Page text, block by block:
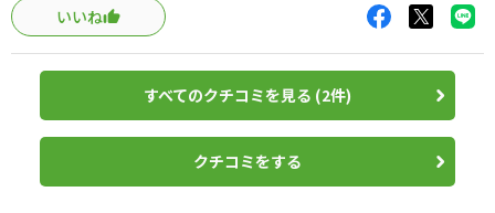
まずはクラブフェースの大きさにびっくりしました。
初心者〜中級者までの方には、非常に構えやすく安心感が
あるのでは。
打感については好みがあると思いますが、個人的には弾き
感が強く、
フェースに吸い付くような感じは受けませんでしたので、
イマイチかな。
いいね
すべてのクチコミを見る (2件)
クチコミをする